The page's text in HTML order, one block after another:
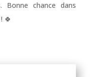
Bonne chance dans
🍀